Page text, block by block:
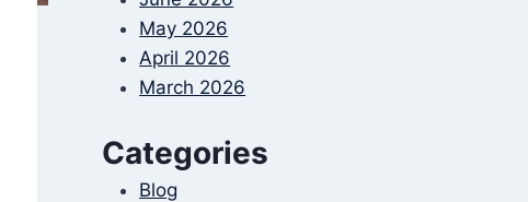
May 2026
April 2026
March 2026
Categories
Blog